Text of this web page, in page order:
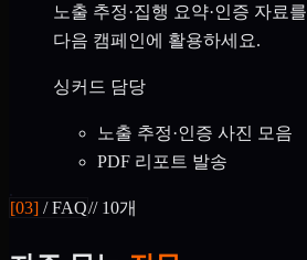
노출 추정·집행 요약·인증 자료
다음 캠페인에 활용하세요.
싱커드 담당
노출 추정·인증 사진 모음
PDF 리포트 발송
[03] /FAQ// 10개